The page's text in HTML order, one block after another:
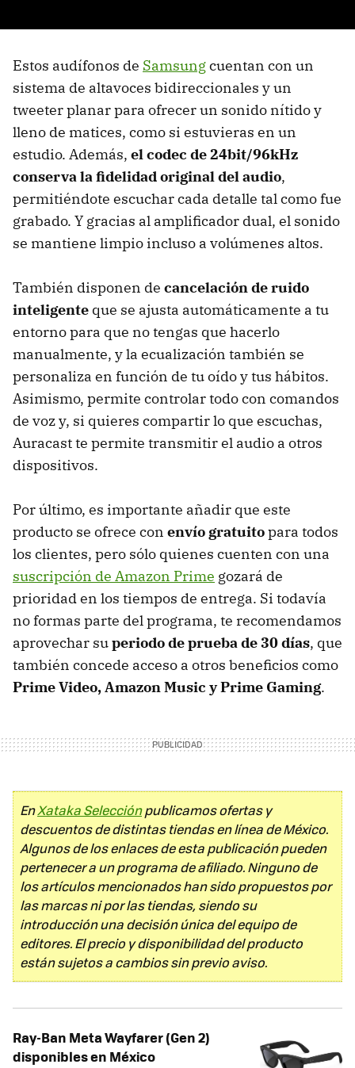
Estos audífonos de Samsungcuentan con un
sistema de altavoces bidireccionales y un
tweeter planar para ofrecer un sonido nítido y
lleno de matices, como si estuvieras en un
estudio. Además, el codec de 24bit/96kHz
conserva la fidelidad original del audio,
permitiéndote escuchar cada detalle tal como fue
grabado. Y gracias al amplificador dual, el sonido
se mantiene limpio incluso a volúmenes altos.
También disponen de cancelación de ruido
inteligente que se ajusta automáticamente a tu
entorno para que no tengas que hacerlo
manualmente, y la ecualización también se
personaliza en función de tu oído y tus hábitos.
Asimismo, permite controlar todo con comandos
de voz y, si quieres compartir lo que escuchas,
Auracast te permite transmitir el audio a otros
dispositivos.
Por último, es importante añadir que este
producto se ofrece con envío gratuitopara todos
los clientes, pero sólo quienes cuenten con una
suscripción de Amazon Prime gozará de
prioridad en los tiempos de entrega. Si todavía
no formas parte del programa, te recomendamos
aprovechar superiodo de prueba de 30 días, que
también concede acceso a otros beneficios como
Prime Video, Amazon Music y Prime Gaming.
EnXataka Selecciónpublicamos ofertas y
descuentos de distintas tiendas en línea de México.
Algunos de los enlaces de esta publicación pueden
pertenecer a un programa de afiliado. Ninguno de
los artículos mencionados han sido propuestos por
las marcas ni por las tiendas, siendo su
introducción una decisión única del equipo de
editores. El precio y disponibilidad del producto
están sujetos a cambios sin previo aviso.
Ray-Ban Meta Wayfarer (Gen 2)
disponibles en México